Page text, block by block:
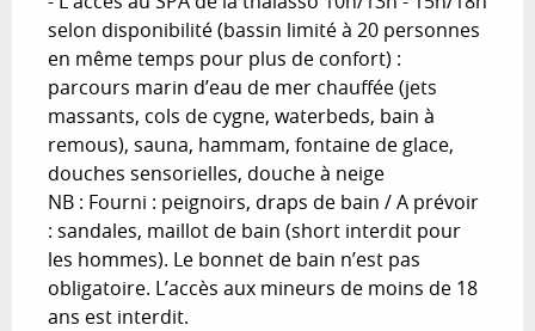
selon disponibilité (bassin limité à 20 personnes
en même temps pour plus de confort) :
parcours marin d’eau de mer chauffée (jets
massants, cols de cygne, waterbeds, bain à
remous), sauna, hammam, fontaine de glace,
douches sensorielles, douche à neige
NB : Fourni : peignoirs, draps de bain / A prévoir
: sandales, maillot de bain (short interdit pour
les hommes). Le bonnet de bain n’est pas
obligatoire. L’accès aux mineurs de moins de 18
ans est interdit.